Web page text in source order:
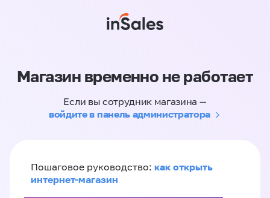
Магазин временно не работает
Если вы сотрудник магазина —
войдите в панель администратора
Пошаговое руководство: как открыть
интернет-магазин